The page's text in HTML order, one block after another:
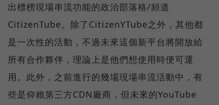
出標榜現場串流功能的政治部落格/頻道
CitizenTube。除了CitizenYTube之外，其他都
是一次性的活動，不過未來這個新平台將開放給
所有合作夥伴，理論上是他們想使用時便可運
用。此外，之前進行的幾場現場串流活動中，有
些是仰賴第三方CDN廠商，但未來的YouTube